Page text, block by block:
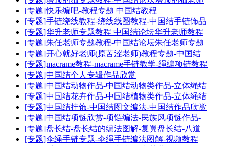
[专题]快乐编吧-教程专题 中国结教程
[专题]手链绕线教程-绕线线圈教程-中国结手链饰品
[专题]华升老师专题教程 中国结论坛华升老师教程
[专题]朱任老师专题教程-中国结论坛朱任老师专题
[专题]开心就好老师(原苦涩老师)教程专题-中国结
[专题]macrame教程-macrame手链教学-绳编项链教程
[专题]中国结个人专辑作品欣赏
[专题]中国结动物作品-中国结动物类作品-立体绳结
[专题]中国结花卉作品-中国结植物类作品-立体绳结
[专题]中国结挂饰-中国结图文编法-中国结作品欣赏
[专题]中国结项链欣赏-项链编法-民族风项链作品-
[专题]盘长结-盘长结的编法图解-复翼盘长结-八道
[专题]伞绳手链专题-伞绳手链编法图解-视频教程